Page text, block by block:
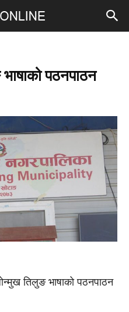
पठनपाठन
तिलुङ भाषाको पठनपाठन